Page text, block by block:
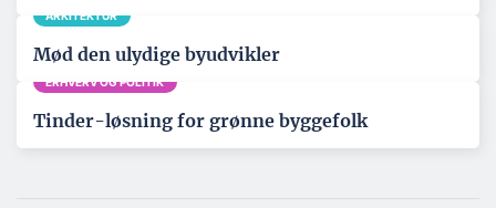
ARKITEKTUR
Mød den ulydige byudvikler
ERHVERV OG POLITIK
Tinder-løsning for grønne byggefolk